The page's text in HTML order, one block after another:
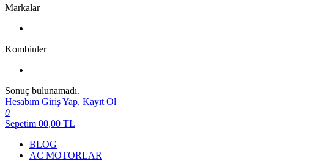
Markalar
Kombinler
Sonuç bulunamadı.
Hesabım Giriş Yap, Kayıt Ol
0
Sepetim 00,00 TL
BLOG
AC MOTORLAR